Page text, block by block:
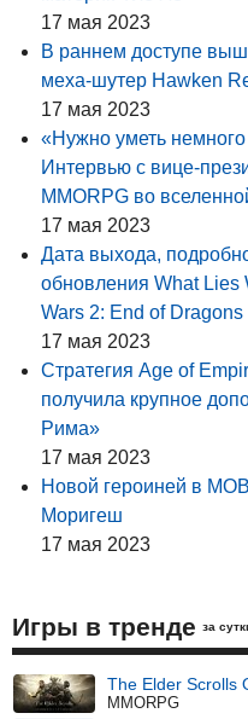
17 мая 2023
В раннем доступе
меха-шутер Hawken
17 мая 2023
«Нужно уметь
Интервью с вице-
MMORPG во
17 мая 2023
Дата выхода,
обновления What Lies
Wars 2: End of Dragons
17 мая 2023
Стратегия Age of
получила крупное
Рима»
17 мая 2023
Новой героиней в
Моригеш
17 мая 2023
Игры в тренде за
The Elder Scrolls
MMORPG